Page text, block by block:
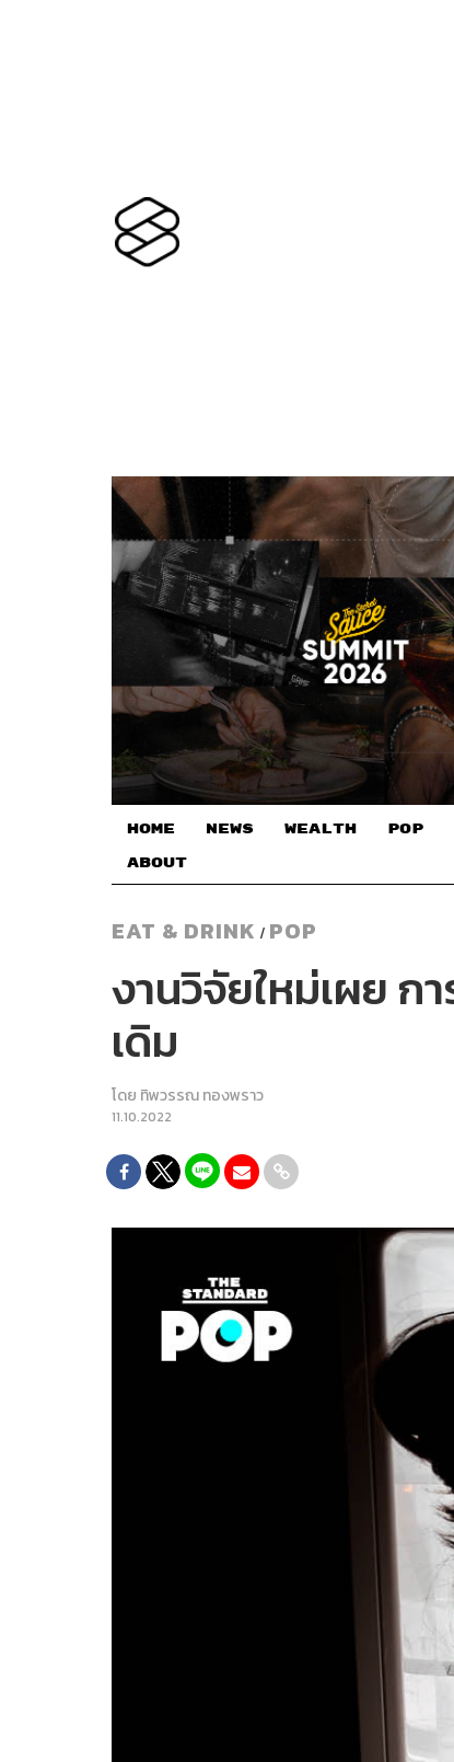
HOME NEWS WEALTH POP
ABOUT
EAT & DRINK / POP
งานวิจัยใหม่เผย ก
เดิม
โดย ทิพวรรณ ทองพราว
11.10.2022